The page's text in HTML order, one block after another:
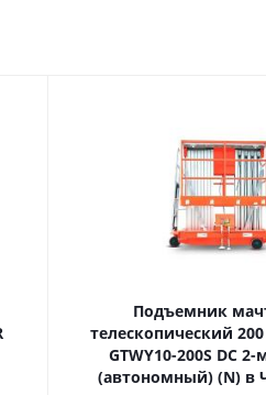
Подъемник
телескопический 200 кг 10 м TOR
GTWY10-200S DC
(автономный) (N) в